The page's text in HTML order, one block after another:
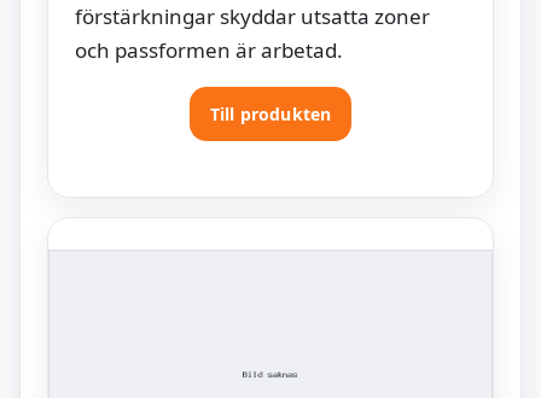
förstärkningar skyddar utsatta zoner
och passformen är arbetad.
Till produkten